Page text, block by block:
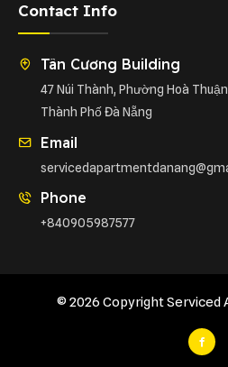
Contact Info
Tân Cương Building
47 Núi Thành, Phường Hoà
Thành Phố Đà Nẵng
Email
Phone
+840905987577
© 2026 Copyright Serviced